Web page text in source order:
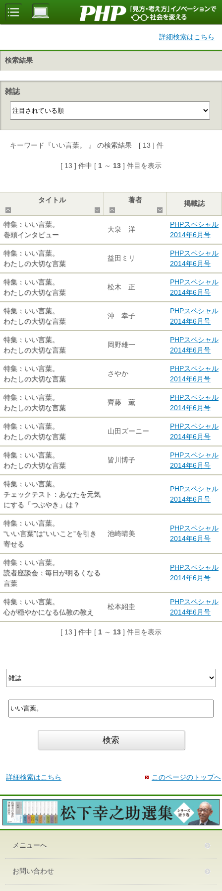
詳細検索はこちら
検索結果
雑誌
キーワード『いい言葉。 』 の検索結果 [ 13 ] 件
[ 13 ] 件中 [ 1 ～ 13 ] 件目を表示
タイトル
著者
掲載誌
特集：いい言葉。
巻頭インタビュー
大泉 洋
PHPスペシャル
2014年6月号
特集：いい言葉。
わたしの大切な言葉
益田ミリ
PHPスペシャル
2014年6月号
特集：いい言葉。
わたしの大切な言葉
松木 正
PHPスペシャル
2014年6月号
特集：いい言葉。
わたしの大切な言葉
沖 幸子
PHPスペシャル
2014年6月号
特集：いい言葉。
わたしの大切な言葉
岡野雄一
PHPスペシャル
2014年6月号
特集：いい言葉。
わたしの大切な言葉
さやか
PHPスペシャル
2014年6月号
特集：いい言葉。
わたしの大切な言葉
齊藤 薫
PHPスペシャル
2014年6月号
特集：いい言葉。
わたしの大切な言葉
山田ズーニー
PHPスペシャル
2014年6月号
特集：いい言葉。
わたしの大切な言葉
皆川博子
PHPスペシャル
2014年6月号
特集：いい言葉。
チェックテスト：あなたを元気
にする「つぶやき」は？
PHPスペシャル
2014年6月号
特集：いい言葉。
“いい言葉”は“いいこと”を引き
寄せる
池崎晴美
PHPスペシャル
2014年6月号
特集：いい言葉。
読者座談会：毎日が明るくなる
言葉
PHPスペシャル
2014年6月号
特集：いい言葉。
心が穏やかになる仏教の教え
松本紹圭
PHPスペシャル
2014年6月号
[ 13 ] 件中 [ 1 ～ 13 ] 件目を表示
詳細検索はこちら このページのトップへ
メニューへ
お問い合わせ